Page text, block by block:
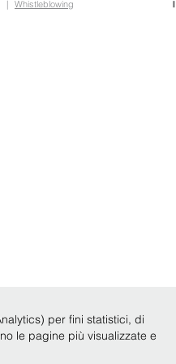
| Whistleblowing
per fini statistici, di
le pagine più visualizzate e